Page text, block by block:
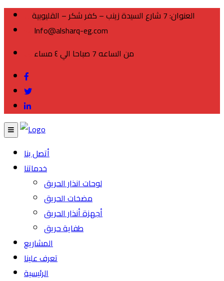
العنوان: 7 شارع السيدة زينب – كفر شكر – القليوبية
Info@alsharq-eg.com
من الساعه 7 صباحا الي ٤ مساء
أتصل بنا
خدماتنا
لوحات انذار الحريق
مضخات الحريق
أجهزة أنذار الحريق
طفاية حريق
المشاريع
تعرف علينا
الرئيسية